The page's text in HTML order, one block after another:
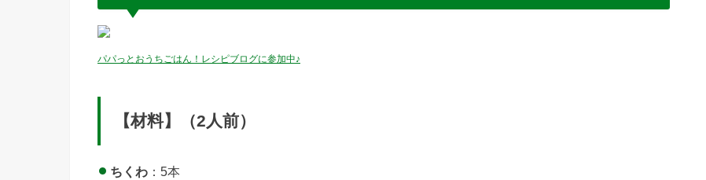
パパっとおうちごはん！レシピブログに参加中♪
【材料】（2人前）
ちくわ ：5本